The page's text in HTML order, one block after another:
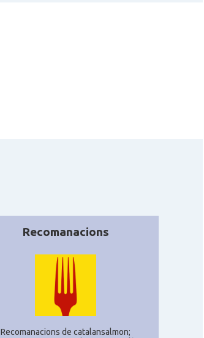
Recomanacions
Recomanacions de catalansalmon;